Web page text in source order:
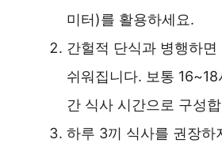
미터)를 활용하세요.
간헐적 단식과 병행하
쉬워집니다. 보통
간 식사 시간으로 구성
하루 3끼 식사를 권장하